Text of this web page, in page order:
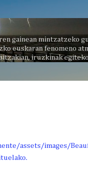
gainean mintzatzeko
euskaran fenomeno
iruzkinak